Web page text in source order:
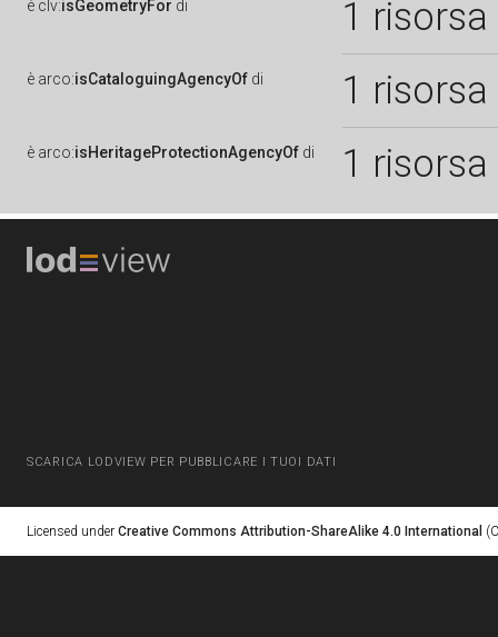
è clv:isGeometryFor di 1 risorsa
è arco:isCataloguingAgencyOf di 1 risorsa
è arco:isHeritageProtectionAgencyOf di 1 risorsa
SCARICA LODVIEW PER PUBBLICARE I TUOI DATI
Licensed under Creative Commons Attribution-ShareAlike 4.0 International